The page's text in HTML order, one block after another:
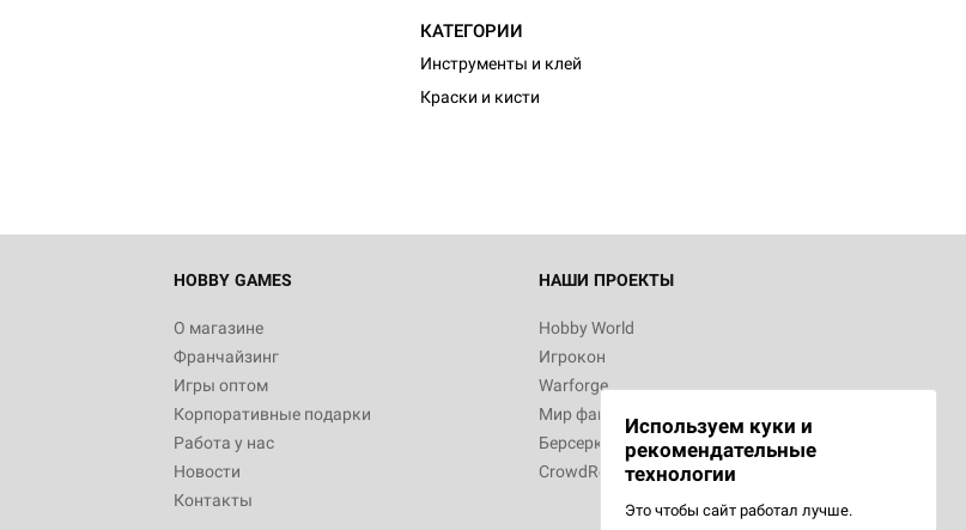
КАТЕГОРИИ
Инструменты и клей
Краски и кисти
HOBBY GAMES
О магазине
Франчайзинг
Игры оптом
Корпоративные подарки
Работа у нас
Новости
Контакты
НАШИ ПРОЕКТЫ
Hobby World
Игрокон
Warforge
Мир фантастики
Берсерк
CrowdRepublic
Используем куки и
рекомендательные
технологии
Это чтобы сайт работал лучше.
Настольная игра Hobby World Монстры
Белая смерть
12 990
Настольная игра Hobby World Берсерк.
3 490